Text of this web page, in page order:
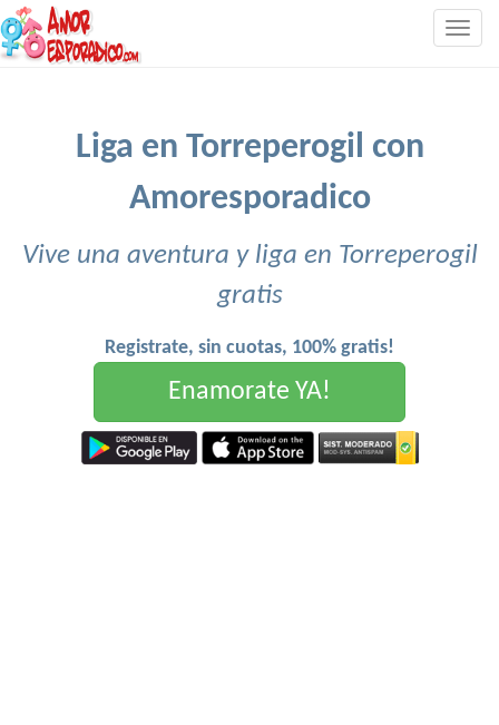
Liga en Torreperogil con
Amoresporadico
Vive una aventura y liga en Torreperogil
gratis
Registrate, sin cuotas, 100% gratis!
Enamorate YA!